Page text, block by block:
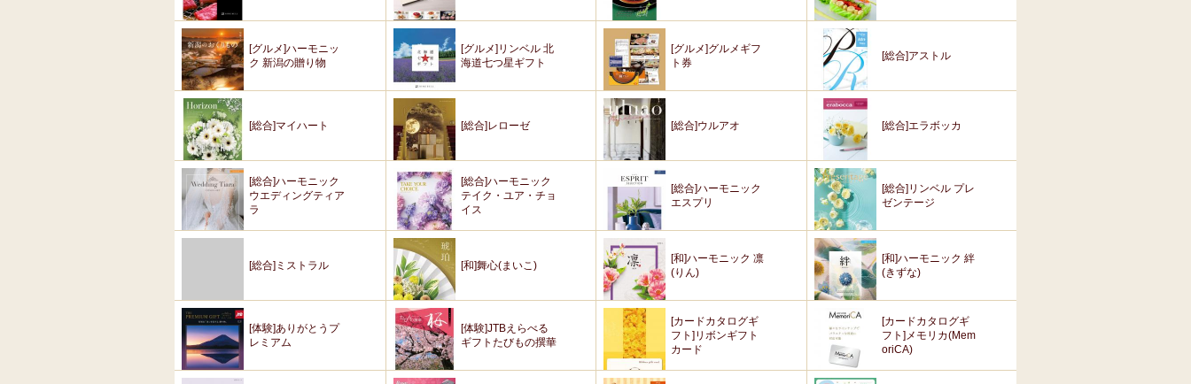
[グルメ]ハーモニッ
ク 新潟の贈り物
[グルメ]リンベル 北
海道七つ星ギフト
[グルメ]グルメギフ
ト券
[総合]アストル
[総合]マイハート [総合]レローゼ [総合]ウルアオ [総合]エラボッカ
[総合]ハーモニック
ウエディングティア
ラ
[総合]ハーモニック
テイク・ユア・チョ
イス
[総合]ハーモニック
エスプリ
[総合]リンベル プレ
ゼンテージ
[総合]ミストラル [和]舞心(まいこ)
[和]ハーモニック 凛
(りん)
[和]ハーモニック 絆
(きずな)
[体験]ありがとうプ
レミアム
[体験]JTBえらべる
ギフトたびもの撰華
[カードカタログギ
フト]リボンギフト
カード
[カードカタログギ
フト]メモリカ(Mem
oriCA)